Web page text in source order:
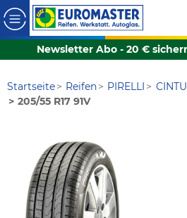
Newsletter Abo - 20 €
Startseite Reifen PIRELLI
205/55 R17 91V